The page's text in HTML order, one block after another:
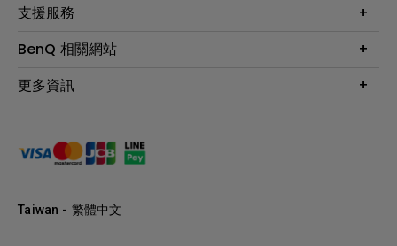
智慧照明
專業拍物視訊鏡頭
尋找銷售據點
會員綁定LINE教學
第一次購物就上手
延長保固購買
贈品兌換網站首頁
支援服務
服務公告
保固條例
手冊與軟體下載
產品常見問題
BenQ 相關網站
專業商用解決方案
BenQ 大娛樂家
更多資訊
永續發展
產品碳足跡報告
明基基金會
Taiwan - 繁體中文